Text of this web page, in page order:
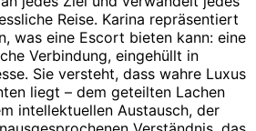
Reise. Karina repräsentiert
was eine Escort bieten kann: eine
Verbindung, eingehüllt in
Sie versteht, dass wahre Luxus
liegt – dem geteilten Lachen
intellektuellen Austausch, der